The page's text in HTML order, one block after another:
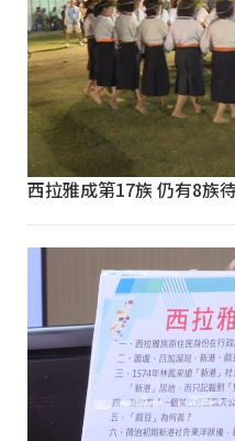
西拉雅成第17族 仍有8族